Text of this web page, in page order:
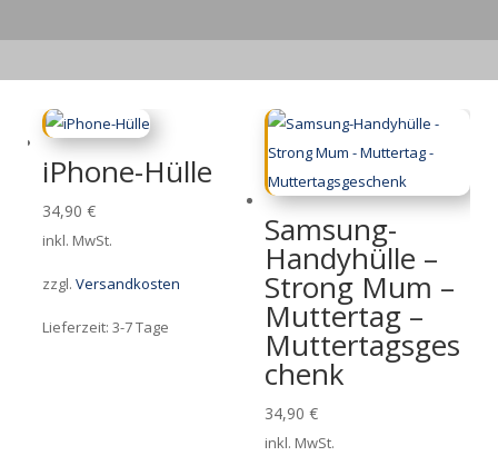
iPhone-Hülle
34,90 €
inkl. MwSt.
zzgl. Versandkosten
Lieferzeit: 3-7 Tage
Samsung-
Handyhülle –
Strong Mum –
Muttertag –
Muttertagsges
chenk
34,90€
inkl. MwSt.